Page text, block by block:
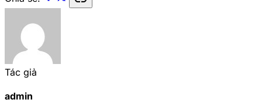
Tác giả
admin